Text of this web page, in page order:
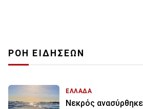
ΡΟΗ ΕΙΔΗΣΕΩΝ
ΕΛΛΑΔΑ
Νεκρός